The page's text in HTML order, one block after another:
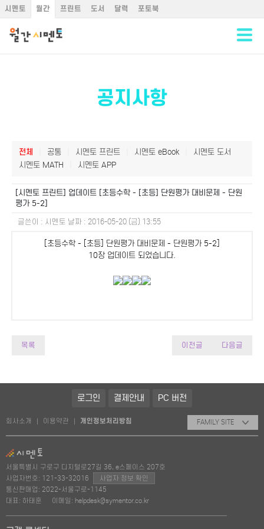
시멘토 월간 프린트 도서 달력 포토북
공지사항
전체 공통 시멘토 프린트 시멘토 eBook
시멘토 도서
시멘토 MATH
시멘토 APP
[시멘토 프린트] 업데이트 [초등수학 - [초등] 단원평가 대비문제 - 단원
평가 5-2]
글쓴이 : 시멘토 날짜 : 2016-05-20 (금) 13:55
[초등수학 - [초등] 단원평가 대비문제 - 단원평가 5-2]
10장 업데이트 되었습니다.
목록 이전글 다음글
로그인 결제안내 PC 버전
회사소개 이용약관 개인정보처리방침 FAMILY SITE
서울특별시 구로구 디지털로27길 36, e스페이스 207호
사업자번호: 121-33-32016
사업자 정보 확인
통신판매업: 2022-서울구로-1145
대표: 하태훈
이메일: helpdesk@symentor.co.kr